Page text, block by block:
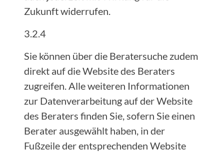
Zukunft widerrufen.
3.2.4
Sie können über die Beratersuche zudem
direkt auf die Website des Beraters
zugreifen. Alle weiteren Informationen
zur Datenverarbeitung auf der Website
des Beraters finden Sie, sofern Sie einen
Berater ausgewählt haben, in der
Fußzeile der entsprechenden Website